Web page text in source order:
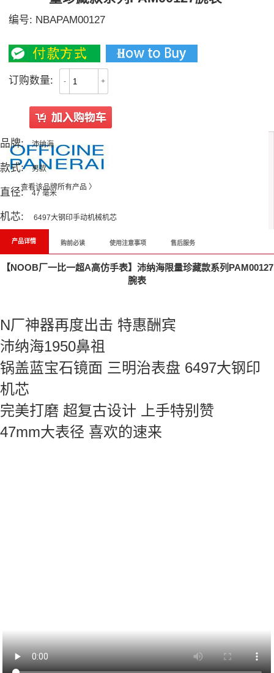
编号: NBAPAM00127
订购数量: - +
查看该品牌所有产品 〉
品牌: 沛纳海
款式: 男款
直径: 47 毫米
机芯: 6497大钢印手动机械机芯
产品详情 购前必读 使用注意事项 售后服务
【NOOB厂一比一超A高仿手表】沛纳海限量珍藏款系列PAM00127
腕表
N厂神器再度出击 特惠酬宾
沛纳海1950鼻祖
锅盖蓝宝石镜面 三明治表盘 6497大钢印
机芯
完美打磨 超复古设计 上手特别赞
47mm大表径 喜欢的速来